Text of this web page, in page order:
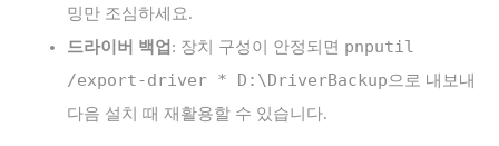
밍만 조심하세요.
드라이버 백업 : 장치 구성이 안정되면 pnputil
/export-driver * D:\DriverBackup으로 내보내
다음 설치 때 재활용할 수 있습니다.